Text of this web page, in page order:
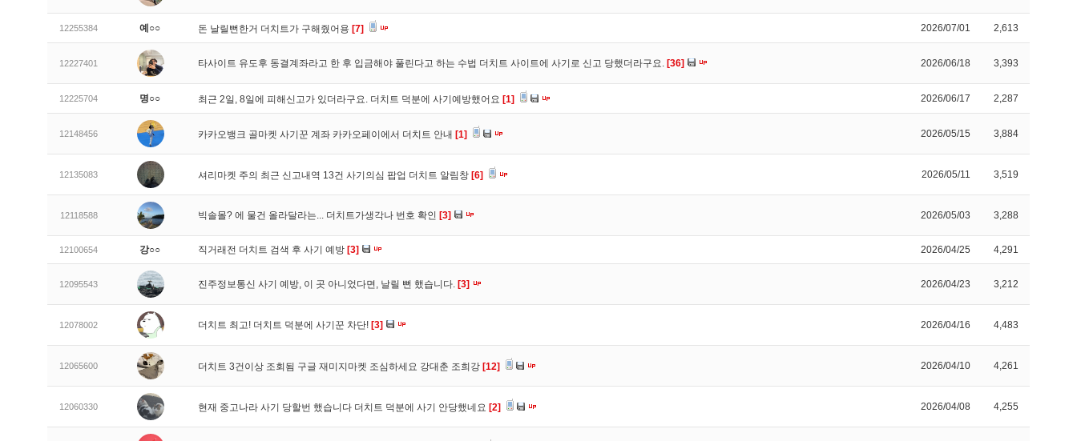
12255384 예○○ 돈 날릴뻔한거 더치트가 구해줬어용 [7] 2026/07/01 2,613
12227401 타사이트 유도후 동결계좌라고 한 후 입금해야 풀린다고 하는 수법 더치트 사이트에 사기로 신고 당했더라구요. [36] 2026/06/18 3,393
12225704 명○○ 최근 2일, 8일에 피해신고가 있더라구요. 더치트 덕분에 사기예방했어요 [1] 2026/06/17 2,287
12148456 카카오뱅크 골마켓 사기꾼 계좌 카카오페이에서 더치트 안내 [1] 2026/05/15 3,884
12135083 셔리마켓 주의 최근 신고내역 13건 사기의심 팝업 더치트 알림창 [6] 2026/05/11 3,519
12118588 빅솔몰? 에 물건 올라달라는... 더치트가생각나 번호 확인 [3] 2026/05/03 3,288
12100654 강○○ 직거래전 더치트 검색 후 사기 예방 [3] 2026/04/25 4,291
12095543 진주정보통신 사기 예방, 이 곳 아니었다면, 날릴 뻔 했습니다. [3] 2026/04/23 3,212
12078002 더치트 최고! 더치트 덕분에 사기꾼 차단! [3] 2026/04/16 4,483
12065600 더치트 3건이상 조회됨 구글 재미지마켓 조심하세요 강대춘 조희강 [12] 2026/04/10 4,261
12060330 현재 중고나라 사기 당할번 했습니다 더치트 덕분에 사기 안당했네요 [2] 2026/04/08 4,255